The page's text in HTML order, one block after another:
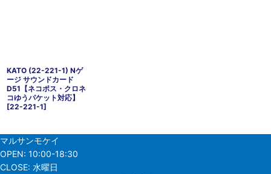
KATO (22-221-1) Nゲ
ージ サウンドカード
D51【ネコポス・クロネ
コゆうパケット対応】
[22-221-1]
マルサンモケイ
OPEN: 10:00-18:30
CLOSE: 水曜日